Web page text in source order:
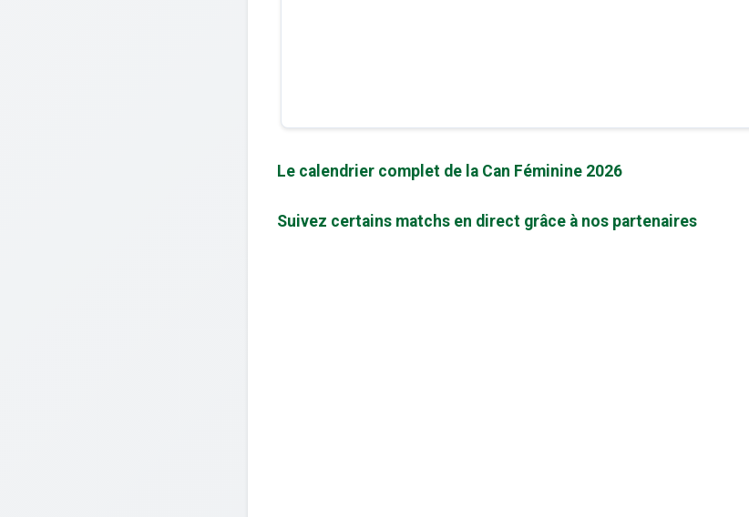
Le calendrier complet de la Can Féminine 2026
Suivez certains matchs en direct grâce à nos partenaires